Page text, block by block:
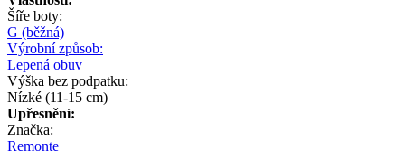
Šíře boty:
G (běžná)
Výrobní způsob:
Lepená obuv
Výška bez podpatku:
Nízké (11-15 cm)
Upřesnění:
Značka:
Remonte